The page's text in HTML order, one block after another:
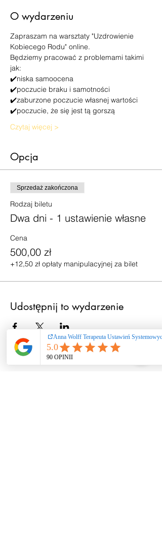
O wydarzeniu
Zapraszam na warsztaty "Uzdrowienie
Kobiecego Rodu" online.
Będziemy pracować z problemami takimi
jak:
✔️niska samoocena
✔️poczucie braku i samotności
✔️zaburzone poczucie własnej wartości
✔️poczucie, że się jest tą gorszą
Czytaj więcej >
Opcja
Sprzedaż zakończona
Rodzaj biletu
Dwa dni - 1 ustawienie własne
Cena
500,00 zł
+12,50 zł opłaty manipulacyjnej za bilet
Udostępnij to wydarzenie
Ustawienia systemowe